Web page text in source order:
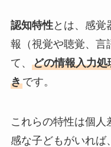
認知特性とは、感覚
報（視覚や聴覚、言
て、 どの情報入力
きです。
これらの特性は個人
感な子どもがいれば